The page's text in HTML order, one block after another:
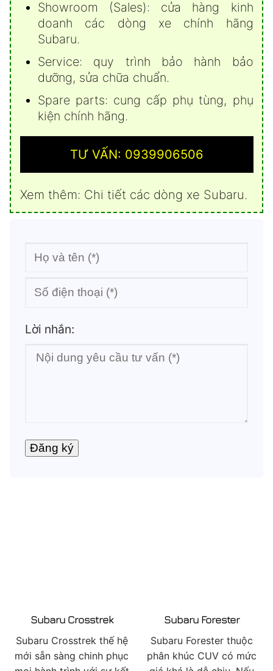
Showroom (Sales): cửa hàng kinh
doanh các dòng xe chính hãng
Subaru.
Service: quy trình bảo hành bảo
dưỡng, sửa chữa chuẩn.
Spare parts: cung cấp phụ tùng, phụ
kiện chính hãng.
TƯ VẤN: 0939906506
Xem thêm: Chi tiết các dòng xe Subaru.
Lời nhắn:
Subaru Crosstrek
Subaru Crosstrek thế hệ
mới sẵn sàng chinh phục
Subaru Forester
Subaru Forester thuộc
phân khúc CUV có mức